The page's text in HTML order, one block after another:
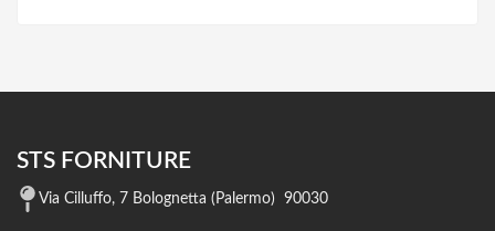
STS FORNITURE
Via Cilluffo, 7 Bolognetta (Palermo) 90030